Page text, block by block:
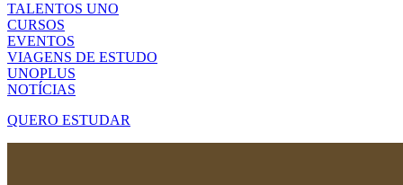
TALENTOS UNO
CURSOS
EVENTOS
VIAGENS DE ESTUDO
UNOPLUS
NOTÍCIAS
QUERO ESTUDAR